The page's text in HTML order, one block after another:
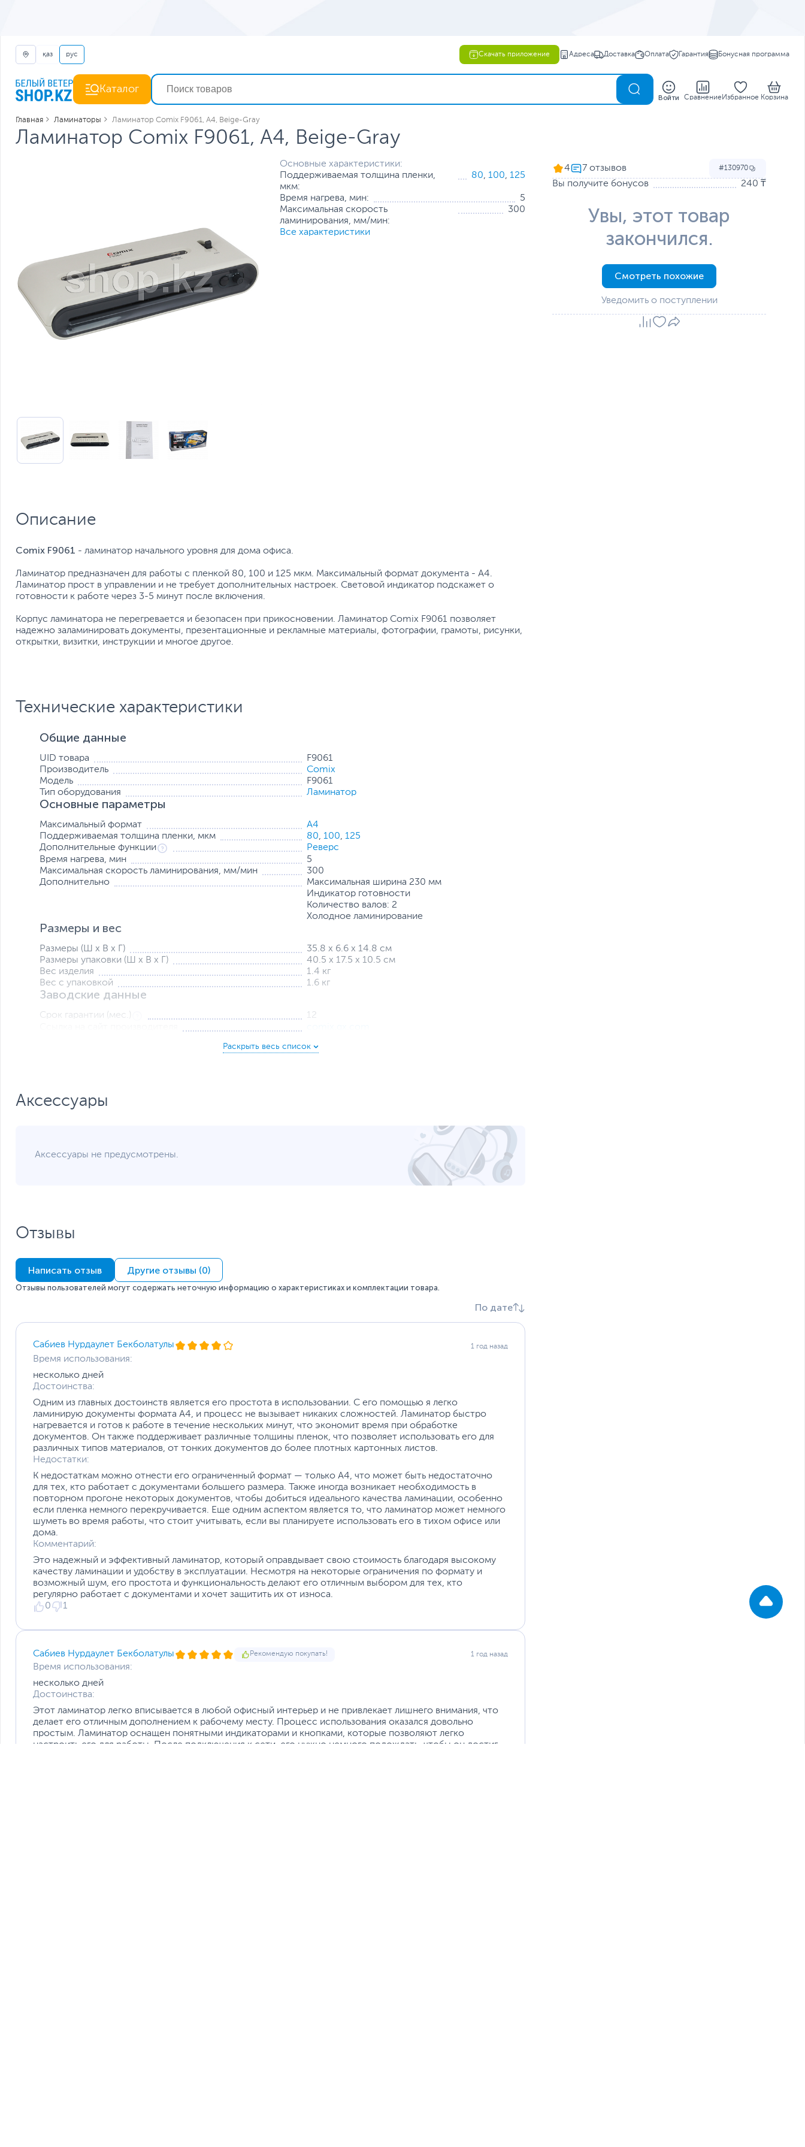
қаз рус Скачать приложение Адреса Доставка Оплата Гарантия Бонусная программа
Каталог
Войти Сравнение Избранное Корзина
Главная Ламинаторы Ламинатор Comix F9061, A4, Beige-Gray
Ламинатор Comix F9061, A4, Beige-Gray
Основные характеристики:
Поддерживаемая толщина пленки,
мкм:
80,100,125
Время нагрева, мин:
5
Максимальная скорость
ламинирования, мм/мин:
300
Все характеристики
4 130970
Вы получите бонусов 240 ₸
Увы, этот товар
закончился.
Смотреть похожие
Уведомить о поступлении
Описание
Comix F9061 - ламинатор начального уровня для дома офиса.
Ламинатор предназначен для работы с пленкой 80, 100 и 125 мкм. Максимальный формат документа - А4.
Ламинатор прост в управлении и не требует дополнительных настроек. Световой индикатор подскажет о
готовности к работе через 3-5 минут после включения.
Корпус ламинатора не перегревается и безопасен при прикосновении. Ламинатор Comix F9061 позволяет
надежно заламинировать документы, презентационные и рекламные материалы, фотографии, грамоты, рисунки,
открытки, визитки, инструкции и многое другое.
Технические характеристики
Общие данные
UID товара
F9061
Производитель
Comix
Модель
F9061
Тип оборудования
Ламинатор
Основные параметры
Максимальный формат
А4
Поддерживаемая толщина пленки, мкм
80,100,125
Дополнительные функции
Реверс
Время нагрева, мин
5
Максимальная скорость ламинирования, мм/мин
300
Дополнительно
Максимальная ширина 230 мм
Индикатор готовности
Количество валов: 2
Холодное ламинирование
Размеры и вес
Размеры (Ш х В х Г)
35.8 х 6.6 х 14.8 см
Размеры упаковки (Ш х В х Г)
40.5 х 17.5 х 10.5 см
Вес изделия
1.4 кг
Вес с упаковкой
1.6 кг
Заводские данные
Срок гарантии (мес.)
12
Xарактеристики, комплект поставки и внешний вид данного товара могут отличаться от указанных или могут быть изменены производителем
Аксессуары
Аксессуары не предусмотрены.
Отзывы
Написать отзыв Другие отзывы (0)
Отзывы пользователей могут содержать неточную информацию о характеристиках и комплектации товара.
По дате
Сабиев Нурдаулет Бекболатулы 1 год назад
Время использования:
несколько дней
Достоинства:
Одним из главных достоинств является его простота в использовании. С его помощью я легко
ламинирую документы формата A4, и процесс не вызывает никаких сложностей. Ламинатор быстро
нагревается и готов к работе в течение нескольких минут, что экономит время при обработке
документов. Он также поддерживает различные толщины пленок, что позволяет использовать его для
различных типов материалов, от тонких документов до более плотных картонных листов.
Недостатки:
К недостаткам можно отнести его ограниченный формат — только A4, что может быть недостаточно
для тех, кто работает с документами большего размера. Также иногда возникает необходимость в
повторном прогоне некоторых документов, чтобы добиться идеального качества ламинации, особенно
если пленка немного перекручивается. Еще одним аспектом является то, что ламинатор может немного
шуметь во время работы, что стоит учитывать, если вы планируете использовать его в тихом офисе или
дома.
Комментарий:
Это надежный и эффективный ламинатор, который оправдывает свою стоимость благодаря высокому
качеству ламинации и удобству в эксплуатации. Несмотря на некоторые ограничения по формату и
возможный шум, его простота и функциональность делают его отличным выбором для тех, кто
регулярно работает с документами и хочет защитить их от износа.
0
1
Сабиев Нурдаулет Бекболатулы Рекомендую покупать! 1 год назад
Время использования:
несколько дней
Достоинства:
Этот ламинатор легко вписывается в любой офисный интерьер и не привлекает лишнего внимания, что
делает его отличным дополнением к рабочему месту. Процесс использования оказался довольно
простым. Ламинатор оснащен понятными индикаторами и кнопками, которые позволяют легко
настроить его для работы. После подключения к сети, его нужно немного подождать, чтобы он достиг